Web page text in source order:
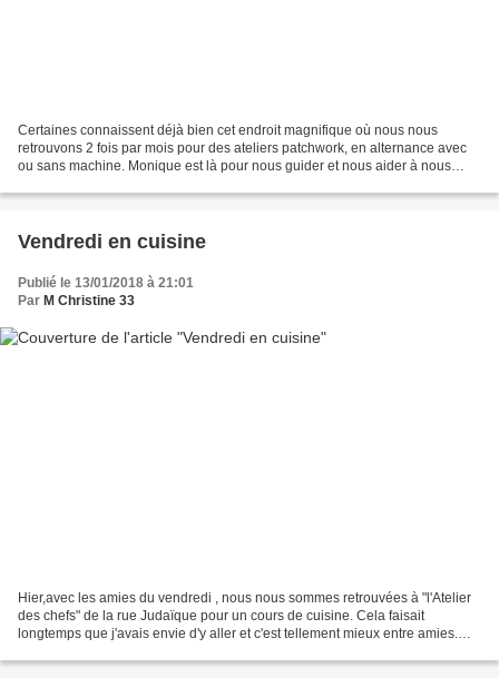
Certaines connaissent déjà bien cet endroit magnifique où nous nous
retrouvons 2 fois par mois pour des ateliers patchwork, en alternance avec
ou sans machine. Monique est là pour nous guider et nous aider à nous
Vendredi en cuisine
Publié le 13/01/2018 à 21:01
Par M Christine 33
Hier,avec les amies du vendredi , nous nous sommes retrouvées à "l'Atelier
des chefs" de la rue Judaïque pour un cours de cuisine. Cela faisait
longtemps que j'avais envie d'y aller et c'est tellement mieux entre amies.